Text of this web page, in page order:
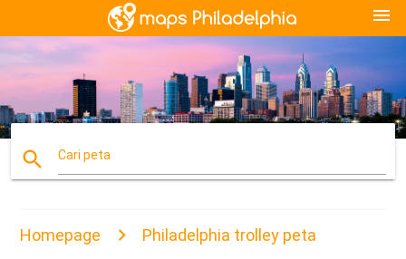
menu
search Cari peta
Homepage Philadelphia trolley peta